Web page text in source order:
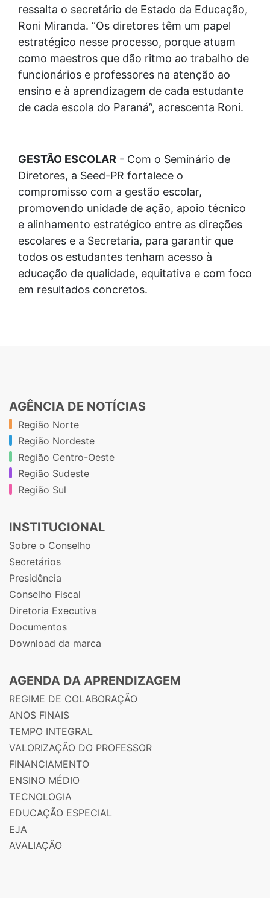
ressalta o secretário de Estado da Educação,
Roni Miranda. “Os diretores têm um papel
estratégico nesse processo, porque atuam
como maestros que dão ritmo ao trabalho de
funcionários e professores na atenção ao
ensino e à aprendizagem de cada estudante
de cada escola do Paraná”, acrescenta Roni.
GESTÃO ESCOLAR - Com o Seminário de
Diretores, a Seed-PR fortalece o
compromisso com a gestão escolar,
promovendo unidade de ação, apoio técnico
e alinhamento estratégico entre as direções
escolares e a Secretaria, para garantir que
todos os estudantes tenham acesso à
educação de qualidade, equitativa e com foco
em resultados concretos.
AGÊNCIA DE NOTÍCIAS
Região Norte
Região Nordeste
Região Centro-Oeste
Região Sudeste
Região Sul
INSTITUCIONAL
Sobre o Conselho
Secretários
Presidência
Conselho Fiscal
Diretoria Executiva
Documentos
Download da marca
AGENDA DA APRENDIZAGEM
REGIME DE COLABORAÇÃO
ANOS FINAIS
TEMPO INTEGRAL
VALORIZAÇÃO DO PROFESSOR
FINANCIAMENTO
ENSINO MÉDIO
TECNOLOGIA
EDUCAÇÃO ESPECIAL
EJA
AVALIAÇÃO